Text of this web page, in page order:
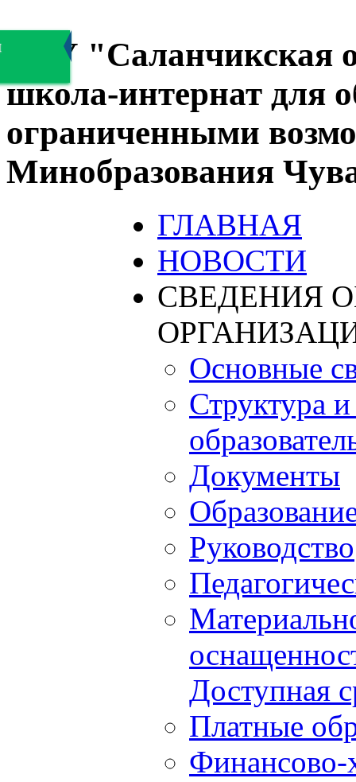
БОУ "Саланчикская
школа-интернат для
ограниченными
Минобразования
ГЛАВНАЯ
НОВОСТИ
СВЕДЕНИЯ
Основные
Структура
Документы
Руководство
Доступная
Платные
Финансово-